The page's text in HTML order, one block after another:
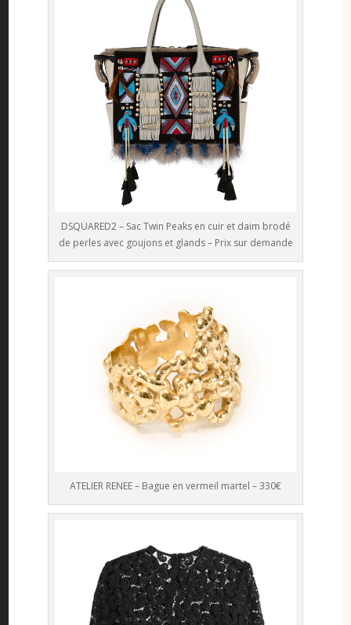
DSQUARED2 – Sac Twin Peaks en cuir et daim brodé
de perles avec goujons et glands – Prix sur demande
ATELIER RENEE – Bague en vermeil martel – 330€